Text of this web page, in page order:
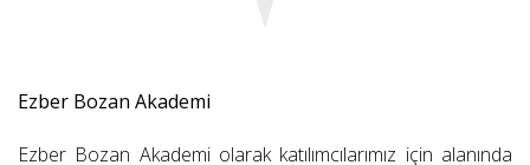
Ezber Bozan Akademi
Ezber Bozan Akademi olarak katılımcılarımız için alanında